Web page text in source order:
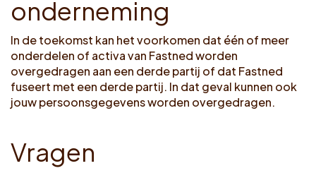
onderneming
In de toekomst kan het voorkomen dat één of meer
onderdelen of activa van Fastned worden
overgedragen aan een derde partij of dat Fastned
fuseert met een derde partij. In dat geval kunnen ook
jouw persoonsgegevens worden overgedragen.
Vragen